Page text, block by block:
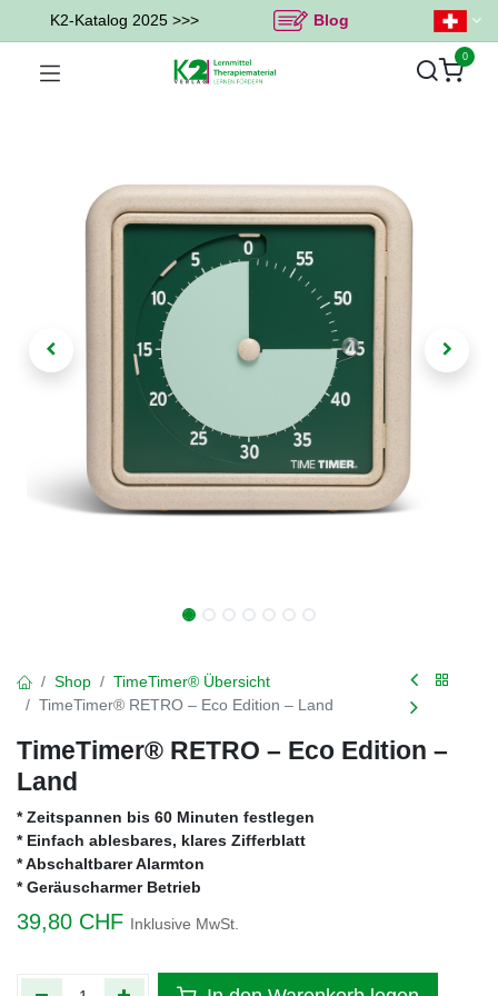
K2-Katalog 2025 >>> Blog
0
Shop
TimeTimer® Übersicht
TimeTimer® RETRO – Eco Edition – Land
TimeTimer® RETRO – Eco Edition –
Land
* Zeitspannen bis 60 Minuten festlegen
* Einfach ablesbares, klares Zifferblatt
* Abschaltbarer Alarmton
* Geräuscharmer Betrieb
39,80 CHF Inklusive MwSt.